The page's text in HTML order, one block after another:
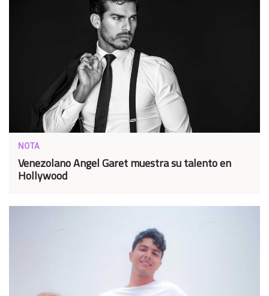
NOTA
Venezolano Angel Garet muestra su talento en
Hollywood